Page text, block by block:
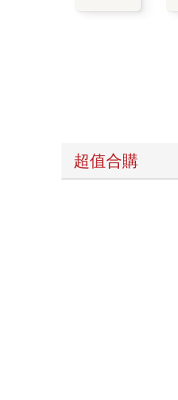
超值合購